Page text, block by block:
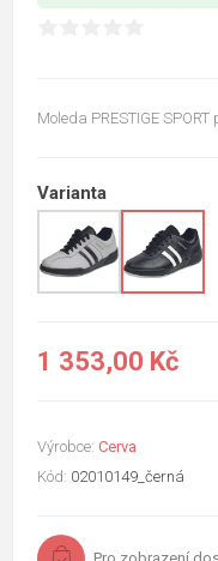
Moleda PRESTIGE
Varianta
1 353,00 Kč
Výrobce: Cerva
Kód: 02010149_černá